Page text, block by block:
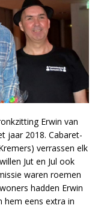
Erwin van
jaar 2018. Cabaret-
verrassen elk
Jut en Jul ook
waren roemen
hadden Erwin
hem eens extra in